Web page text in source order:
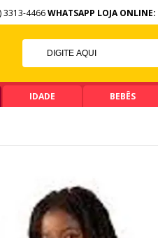
3313-4466WHATSAPP LOJA ONLINE:
NO PIX
DE R$ 99,90
IDADE BEBÊS